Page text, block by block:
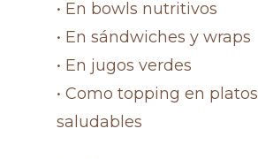
• En bowls nutritivos
• En sándwiches y wraps
• En jugos verdes
• Como topping en platos
saludables